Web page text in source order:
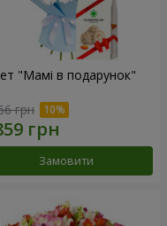
"Мамі в подарунок"
грн
Замовити